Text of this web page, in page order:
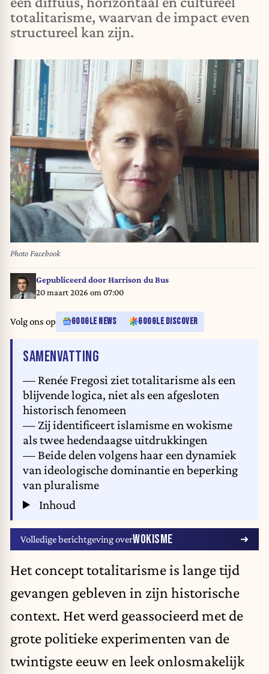
totalitarisme, waarvan de impact even
structureel kan zijn.
Photo Facebook
Gepubliceerd doorHarrison du Bus
20 maart 2026 om 07:00
Volg ons op GOOGLE NEWS GOOGLE DISCOVER
SAMENVATTING
— Renée Fregosi ziet totalitarisme als een
blijvende logica, niet als een afgesloten
historisch fenomeen
— Zij identificeert islamisme en wokisme
als twee hedendaagse uitdrukkingen
— Beide delen volgens haar een dynamiek
van ideologische dominantie en beperking
van pluralisme
Inhoud
Volledige berichtgeving overWOKISME
Het concept totalitarisme is lange tijd
gevangen gebleven in zijn historische
context. Het werd geassocieerd met de
grote politieke experimenten van de
twintigste eeuw en leek onlosmakelijk